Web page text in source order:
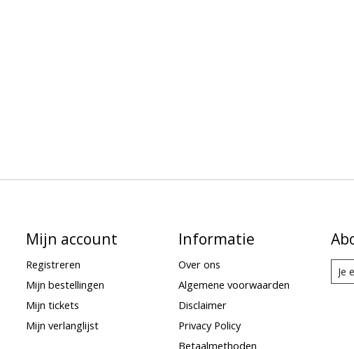
Mijn account
Registreren
Mijn bestellingen
Mijn tickets
Mijn verlanglijst
Informatie
Over ons
Algemene voorwaarden
Disclaimer
Privacy Policy
Betaalmethoden